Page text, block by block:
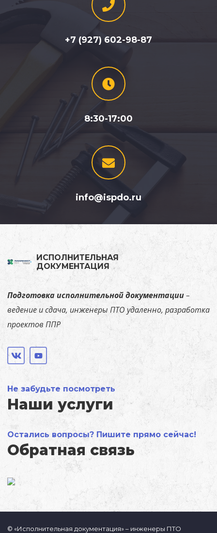
+7 (927) 602-98-87
8:30-17:00
info@ispdo.ru
ИСПОЛНИТЕЛЬНАЯ
ДОКУМЕНТАЦИЯ
Подготовка исполнительной документации–
ведение и сдача, инженеры ПТО удаленно, разработка
проектов ППР
Не забудьте посмотреть
Наши услуги
Остались вопросы? Пишите прямо сейчас!
Обратная связь
© «Исполнительная документация» – инженеры ПТО